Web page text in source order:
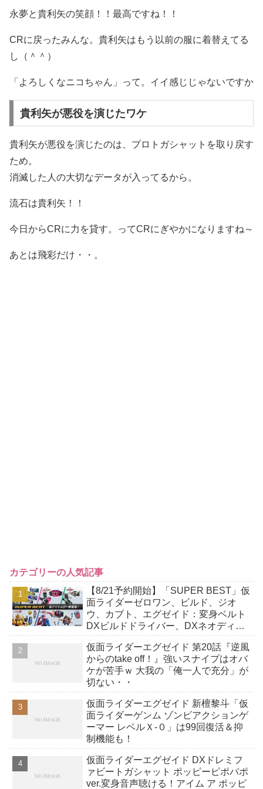
永夢と貴利矢の笑顔！！最高ですね！！
CRに戻ったみんな。貴利矢はもう以前の服に着替えてる
し（＾＾）
「よろしくなニコちゃん」って。イイ感じじゃないですか
貴利矢が悪役を演じたワケ
貴利矢が悪役を演じたのは、プロトガシャットを取り戻す
ため。
消滅した人の大切なデータが入ってるから。
流石は貴利矢！！
今日からCRに力を貸す。ってCRにぎやかになりますね～
あとは飛彩だけ・・。
カテゴリーの人気記事
【8/21予約開始】「SUPER BEST」仮
面ライダーゼロワン、ビルド、ジオ
ウ、カブト、エグゼイド：変身ベルト
DXビルドドライバー、DXネオディケ
か12点！
仮面ライダーエグゼイド 第20話『逆風
からのtake off！』強いスナイプはオバ
ケが苦手ｗ 大我の「俺一人で充分」が
切ない・・
仮面ライダーエグゼイド 新檀黎斗「仮
面ライダーゲンム ゾンビアクションゲ
ーマー レベルＸ-０」は99回復活＆抑
制機能も！
仮面ライダーエグゼイド DXドレミフ
ァビートガシャット ポッピーピポパポ
ver.変身音声聴ける！アイム ア ポッピ